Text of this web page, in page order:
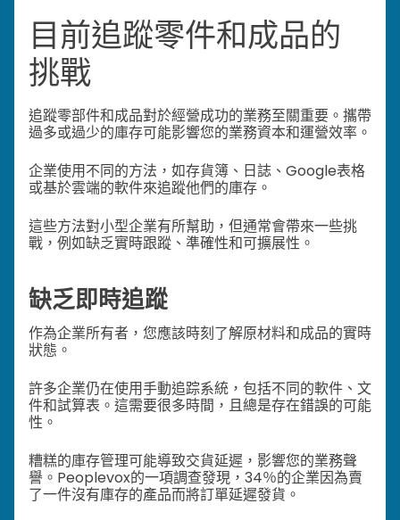
目前追蹤零件和成品的
挑戰
追蹤零部件和成品對於經營成功的業務至關重要。攜帶
過多或過少的庫存可能影響您的業務資本和運營效率。
企業使用不同的方法，如存貨簿、日誌、Google表格
或基於雲端的軟件來追蹤他們的庫存。
這些方法對小型企業有所幫助，但通常會帶來一些挑
戰，例如缺乏實時跟蹤、準確性和可擴展性。
缺乏即時追蹤
作為企業所有者，您應該時刻了解原材料和成品的實時
狀態。
許多企業仍在使用手動追踪系統，包括不同的軟件、文
件和試算表。這需要很多時間，且總是存在錯誤的可能
性。
糟糕的庫存管理可能導致交貨延遲，影響您的業務聲
譽。Peoplevox的一項調查發現，34％的企業因為賣
了一件沒有庫存的產品而將訂單延遲發貨。